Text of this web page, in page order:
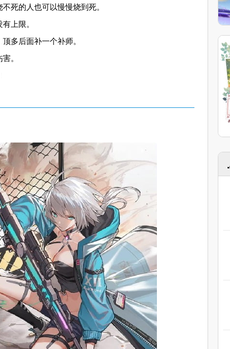
死的人也可以慢慢烧到死。
上限。
多后面补一个补师。
。